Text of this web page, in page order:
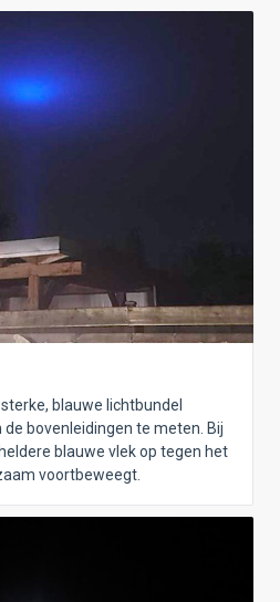
blauwe lichtbundel
bovenleidingen te meten. Bij
blauwe vlek op tegen het
voortbeweegt.